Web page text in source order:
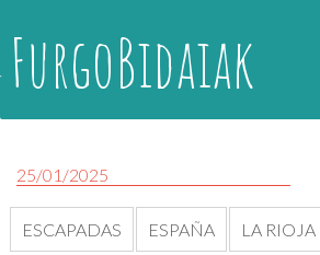
FurgoBidaiak
25/01/2025
ESCAPADAS ESPAÑA LA RIOJA